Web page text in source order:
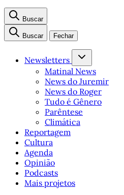
Buscar
Buscar Fechar
Newsletters
Matinal News
News do Juremir
News do Roger
Tudo é Gênero
Parêntese
Climática
Reportagem
Cultura
Agenda
Opinião
Podcasts
Mais projetos